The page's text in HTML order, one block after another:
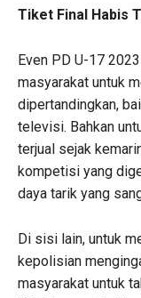
Tiket Final Habis
Even PD U-17
masyarakat untuk
dipertandingkan,
televisi. Bahkan
terjual sejak
kompetisi yang
daya tarik yang
Di sisi lain, untuk
kepolisian
masyarakat untuk